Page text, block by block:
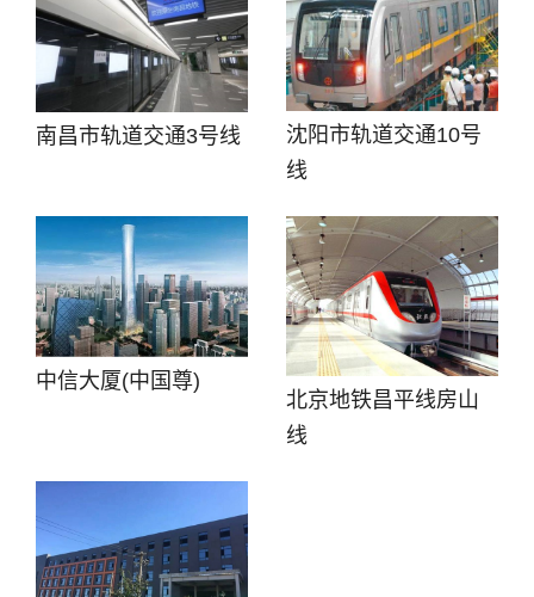
南昌市轨道交通3号线
沈阳市轨道交通10号
线
中信大厦(中国尊)
北京地铁昌平线房山
线